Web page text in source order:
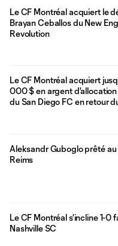
Le CF Montréal acquiert le
Brayan Ceballos du New
Revolution
Le CF Montréal acquiert
000 $ en argent
du San Diego FC en retour
Aleksandr Guboglo prêté
Reims
Le CF Montréal s'incline 1-0
Nashville SC